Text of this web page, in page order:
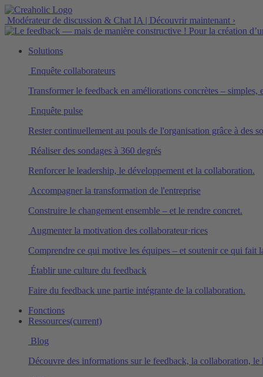
Modérateur de discussion & Chat IA | Découvrir maintenant ›
Solutions
Enquête collaborateurs
Transformer le feedback en améliorations concrètes – simples,
Enquête pulse
Rester continuellement au pouls de l'organisation grâce à des
Réaliser des sondages à 360 degrés
Renforcer le leadership, le développement et la collaboration.
Accompagner la transformation de l'entreprise
Construire le changement ensemble – et le rendre concret.
Augmenter la motivation des collaborateur·rices
Comprendre ce qui motive les équipes – et soutenir ce qui fait
Établir une culture du feedback
Faire du feedback une partie intégrante de la collaboration.
Fonctions
Ressources(current)
Blog
Découvre des informations sur le feedback, la collaboration,